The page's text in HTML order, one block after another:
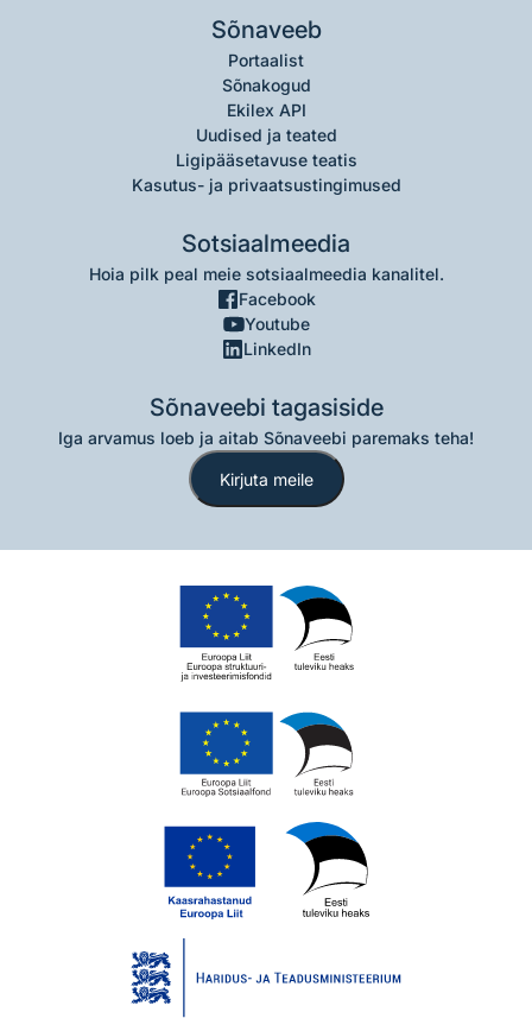
Sõnaveeb
Portaalist
Sõnakogud
Ekilex API
Uudised ja teated
Ligipääsetavuse teatis
Kasutus- ja privaatsustingimused
Sotsiaalmeedia
Hoia pilk peal meie sotsiaalmeedia kanalitel.
Facebook
Youtube
LinkedIn
Sõnaveebi tagasiside
Iga arvamus loeb ja aitab Sõnaveebi paremaks teha!
Kirjuta meile